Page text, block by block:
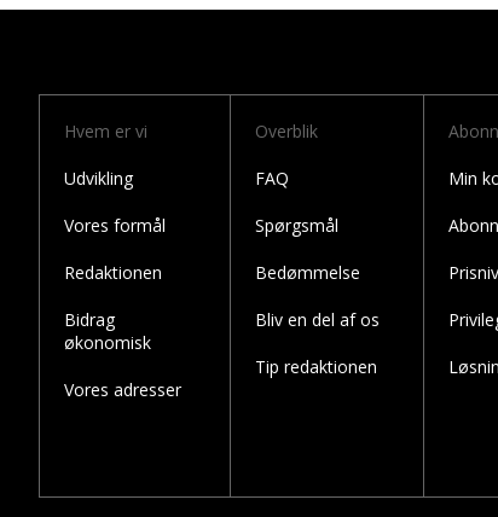
Hvem er vi
Udvikling
Vores formål
Redaktionen
Bidrag
økonomisk
Vores adresser
Overblik
FAQ
Spørgsmål
Bedømmelse
Bliv en del af os
Tip redaktionen
Min